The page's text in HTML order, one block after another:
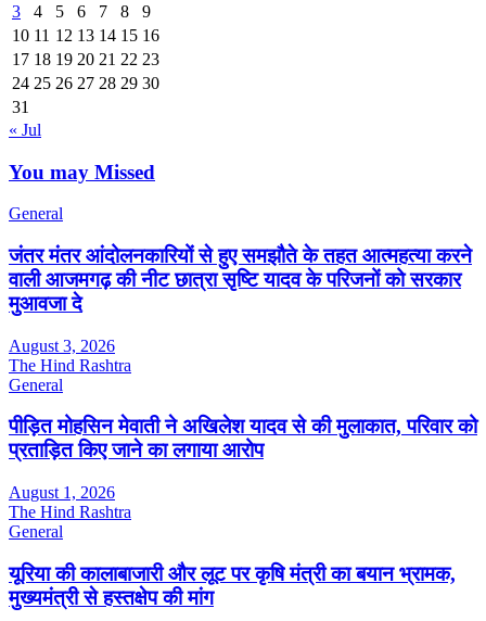
3
4 5 6 7 8
9
10 11 12 13 14 15 16
17 18 19 20 21 22 23
24 25 26 27 28 29 30
31
« Jul
You may Missed
General
जंतर मंतर आंदोलनकारियों से हुए समझौते के तहत आत्महत्या करने
वाली आजमगढ़ की नीट छात्रा सृष्टि यादव के परिजनों को सरकार
मुआवजा दे
August 3, 2026
The Hind Rashtra
General
पीड़ित मोहसिन मेवाती ने अखिलेश यादव से की मुलाकात, परिवार को
प्रताड़ित किए जाने का लगाया आरोप
August 1, 2026
The Hind Rashtra
General
यूरिया की कालाबाजारी और लूट पर कृषि मंत्री का बयान भ्रामक,
मुख्यमंत्री से हस्तक्षेप की मांग